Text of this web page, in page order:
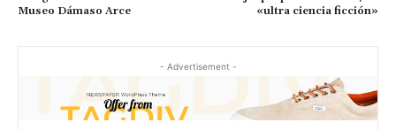
Museo Dámaso Arce
«ultra ciencia ficción»
- Advertisement -